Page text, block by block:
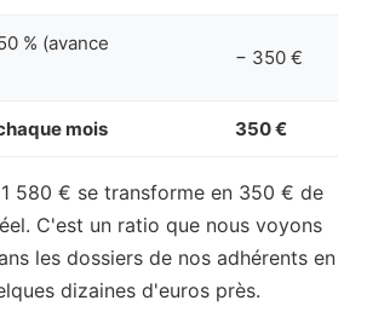
% (avance
− 350 €
mois 350 €
580 € se transforme en 350 € de
C'est un ratio que nous voyons
les dossiers de nos adhérents en
dizaines d'euros près.